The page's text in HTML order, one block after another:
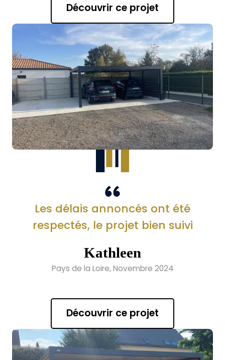
Découvrir ce projet
Les délais annoncés ont été
respectés, le projet bien suivi
Kathleen
Pays de la Loire, Novembre 2024
Découvrir ce projet